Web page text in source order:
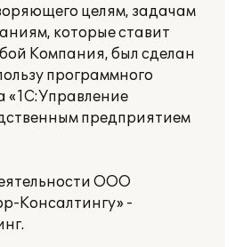
целям, задачам
которые ставит
Компания, был сделан
программного
«1С:Управление
предприятием
ООО
Консалтингу» -